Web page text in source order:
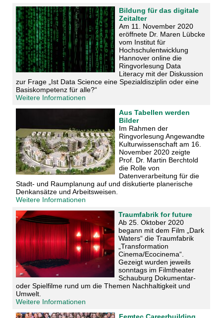
Bildung für das digitale
Zeitalter
Am 11. November 2020
eröffnete Dr. Maren Lübcke
vom Institut für
Hochschulentwicklung
Hannover online die
Ringvorlesung Data
Literacy mit der Diskussion
zur Frage „Ist Data Science eine Spezialdisziplin oder eine
Basiskompetenz für alle?“
Weitere Informationen
Aus Tabellen werden
Bilder
Im Rahmen der
Ringvorlesung Angewandte
Kulturwissenschaft am 16.
November 2020 zeigte
Prof. Dr. Martin Berchtold
die Rolle von
Datenverarbeitung für die
Stadt- und Raumplanung auf und diskutierte planerische
Denkansätze und Arbeitsweisen.
Weitere Informationen
Traumfabrik for future
Ab 25. Oktober 2020
begann mit dem Film „Dark
Waters“ die Traumfabrik
„Transformation
Cinema/Ecocinema“.
Gezeigt wurden jeweils
sonntags im Filmtheater
Schauburg Dokumentar-
oder Spielfilme rund um die Themen Nachhaltigkeit und
Umwelt.
Weitere Informationen
Femtec.Careerbuilding